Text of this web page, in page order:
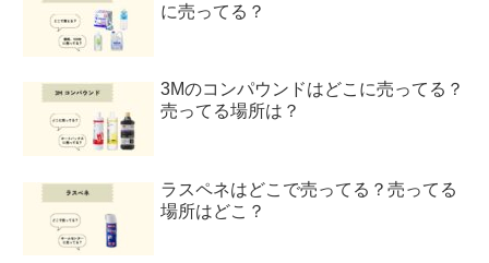
に売ってる？
3Mのコンパウンドはどこに売ってる？
売ってる場所は？
ラスペネはどこで売ってる？売ってる
場所はどこ？